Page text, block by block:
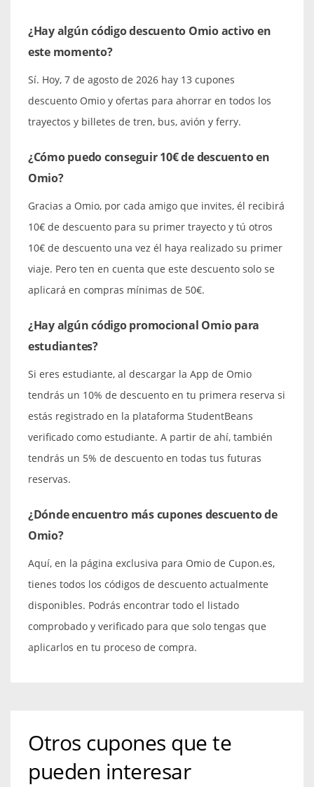
¿Hay algún código descuento Omio activo en
este momento?
Sí. Hoy, 7 de agosto de 2026 hay 13 cupones
descuento Omio y ofertas para ahorrar en todos los
trayectos y billetes de tren, bus, avión y ferry.
¿Cómo puedo conseguir 10€ de descuento en
Omio?
Gracias a Omio, por cada amigo que invites, él recibirá
10€ de descuento para su primer trayecto y tú otros
10€ de descuento una vez él haya realizado su primer
viaje. Pero ten en cuenta que este descuento solo se
aplicará en compras mínimas de 50€.
¿Hay algún código promocional Omio para
estudiantes?
Si eres estudiante, al descargar la App de Omio
tendrás un 10% de descuento en tu primera reserva si
estás registrado en la plataforma StudentBeans
verificado como estudiante. A partir de ahí, también
tendrás un 5% de descuento en todas tus futuras
reservas.
¿Dónde encuentro más cupones descuento de
Omio?
Aquí, en la página exclusiva para Omio de Cupon.es,
tienes todos los códigos de descuento actualmente
disponibles. Podrás encontrar todo el listado
comprobado y verificado para que solo tengas que
aplicarlos en tu proceso de compra.
Otros cupones que te
pueden interesar